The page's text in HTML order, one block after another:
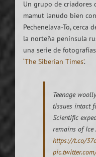
Un grupo de criadores
mamut lanudo bien
Pechenelava-To, cerca
la norteña península
una serie de
‘The Siberian Times’.
Teenage
tissues intact
Scientific
remains of Ice
https://t.co/